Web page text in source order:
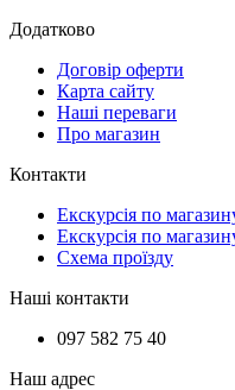
Додатково
Договір оферти
Карта сайту
Наші переваги
Про магазин
Контакти
Екскурсія по
Екскурсія по
Схема проїзду
Наші контакти
097 582 75 40
Наш адрес